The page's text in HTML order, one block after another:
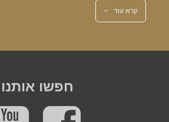
קרא עוד
חפשו אותנו